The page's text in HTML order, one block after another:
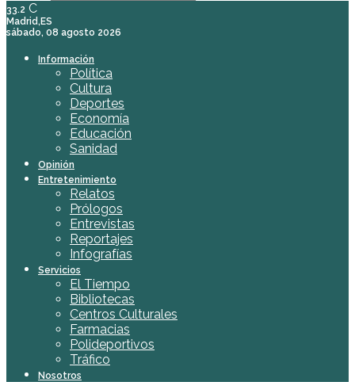
33.2 C
Madrid,ES
sábado, 08 agosto 2026
Información
Política
Cultura
Deportes
Economía
Educación
Sanidad
Opinión
Entretenimiento
Relatos
Prólogos
Entrevistas
Reportajes
Infografías
Servicios
El Tiempo
Bibliotecas
Centros Culturales
Farmacias
Polideportivos
Tráfico
Nosotros